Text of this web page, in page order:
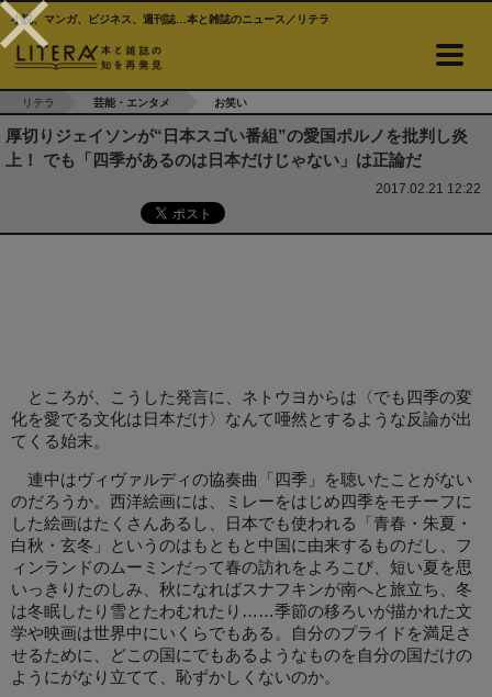
小説、マンガ、ビジネス、週刊誌…本と雑誌のニュース／リテラ
リテラ 芸能・エンタメ お笑い
厚切りジェイソンが“日本スゴい番組”の愛国ポルノを批判し炎
上！ でも「四季があるのは日本だけじゃない」は正論だ
2017.02.21 12:22
ところが、こうした発言に、ネトウヨからは〈でも四季の変
化を愛でる文化は日本だけ〉なんて唖然とするような反論が出
てくる始末。
連中はヴィヴァルディの協奏曲「四季」を聴いたことがない
のだろうか。西洋絵画には、ミレーをはじめ四季をモチーフに
した絵画はたくさんあるし、日本でも使われる「青春・朱夏・
白秋・玄冬」というのはもともと中国に由来するものだし、フ
ィンランドのムーミンだって春の訪れをよろこび、短い夏を思
いっきりたのしみ、秋になればスナフキンが南へと旅立ち、冬
は冬眠したり雪とたわむれたり……季節の移ろいが描かれた文
学や映画は世界中にいくらでもある。自分のプライドを満足さ
せるために、どこの国にでもあるようなものを自分の国だけの
ようにがなり立てて、恥ずかしくないのか。